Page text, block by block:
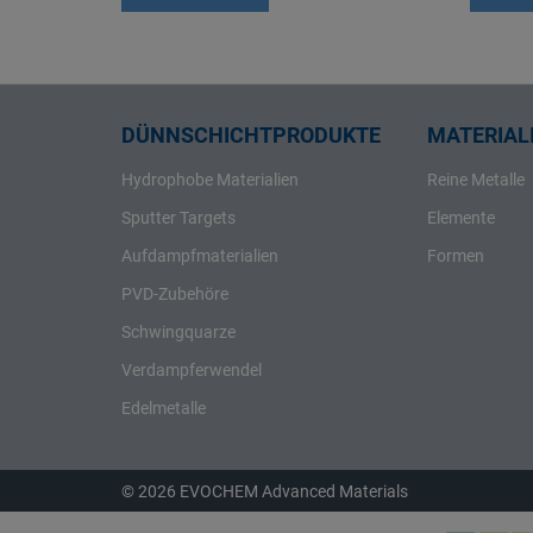
Rhenium
Rubidium
Ruthenium
Schwefel
Selen
Silber
Silicium
Strontium
Tantal
Terbium
Thallium
DÜNNSCHICHTPRODUKTE
Hydrophobe Materialien
Sputter Targets
Aufdampfmaterialien
PVD-Zubehöre
Schwingquarze
Verdampferwendel
Edelmetalle
Reine Metalle
Elemente
Formen
© 2026 EVOCHEM Advanced Materials